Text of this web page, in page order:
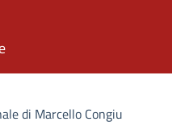
di Marcello Congiu